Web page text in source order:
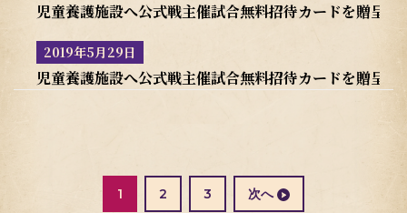
児童養護施設へ公式戦主催試合無料招待カードを贈呈(
2019年5月29日
児童養護施設へ公式戦主催試合無料招待カードを贈呈(
1
固
2
固
3 次へ